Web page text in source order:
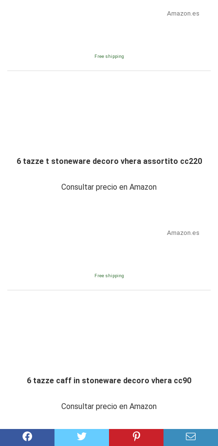
Amazon.es
Free shipping
6 tazze t stoneware decoro vhera assortito cc220
Consultar precio en Amazon
Amazon.es
Free shipping
6 tazze caff in stoneware decoro vhera cc90
Consultar precio en Amazon